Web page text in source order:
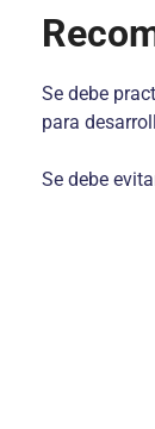
Se debe
para
Se debe